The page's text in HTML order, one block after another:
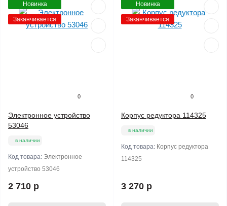
Новинка
Заканчивается
0
Электронное устройство
53046
в наличии
Код товара: Электронное
устройство 53046
2 710 р
Новинка
Заканчивается
0
Корпус редуктора 114325
в наличии
Код товара: Корпус редуктора
114325
3 270 р